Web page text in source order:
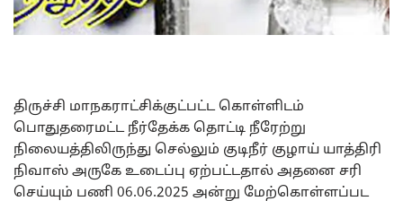
திருச்சி மாநகராட்சிக்குட்பட்ட கொள்ளிடம்
பொதுதரைமட்ட நீர்தேக்க தொட்டி நீரேற்று
நிலையத்திலிருந்து செல்லும் குடிநீர் குழாய் யாத்திரி
நிவாஸ் அருகே உடைப்பு ஏற்பட்டதால் அதனை சரி
செய்யும் பணி 06.06.2025 அன்று மேற்கொள்ளப்பட